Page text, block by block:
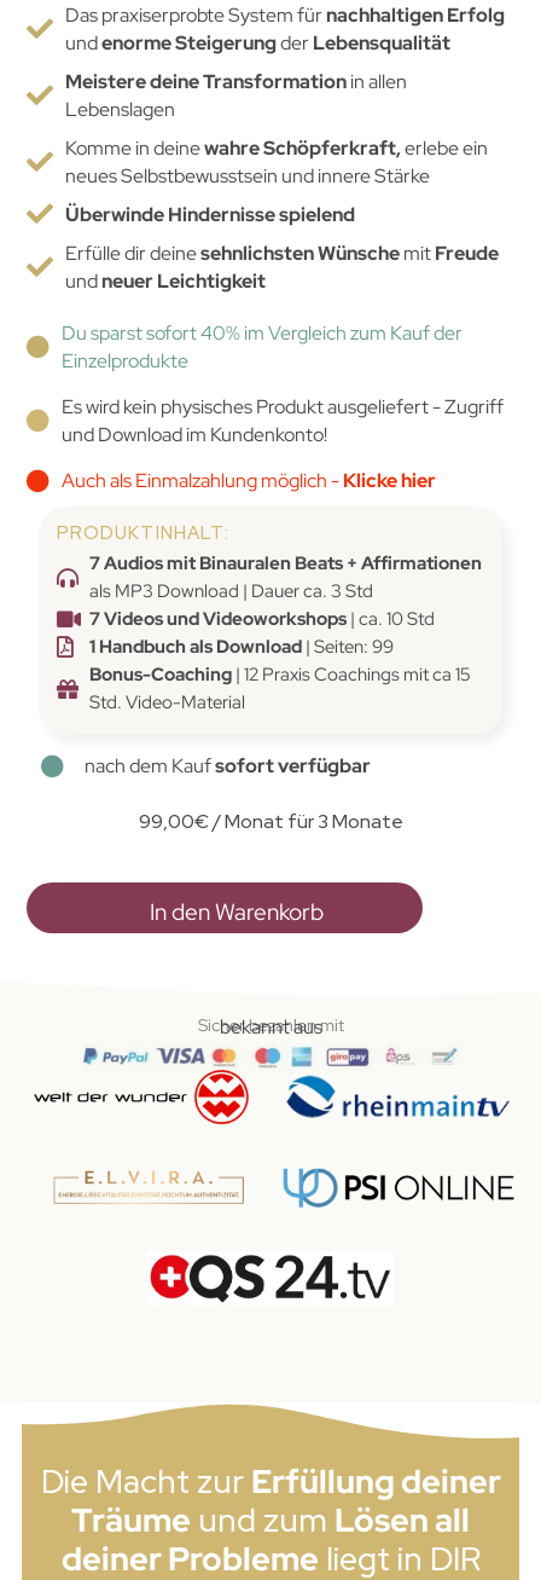
Das praxiserprobte System fürnachhaltigen Erfolg
undenorme SteigerungderLebensqualität
Meistere deine Transformationin allen
Lebenslagen
Komme in deinewahre Schöpferkraft,erlebe ein
neues Selbstbewusstsein und innere Stärke
Überwinde Hindernisse spielend
Erfülle dir deinesehnlichsten WünschemitFreude
undneuer Leichtigkeit
Du sparst sofort 40% im Vergleich zum Kauf der
Einzelprodukte
Es wird kein physisches Produkt ausgeliefert - Zugriff
und Download im Kundenkonto!
Auch als Einmalzahlung möglich -Klicke hier
PRODUKTINHALT:
7 Audios mit Binauralen Beats + Affirmationen
als MP3 Download | Dauer ca. 3 Std
7 Videos und Videoworkshops | ca. 10 Std
1 Handbuch als Download | Seiten: 99
Bonus-Coaching | 12 Praxis Coachings mit ca 15
Std. Video-Material
nach dem Kaufsofort verfügbar
99,00€/ Monat für 3 Monate
In den Warenkorb
Sicher bezahlen mit
bekannt aus
Die Macht zur Erfüllung deiner
Träume und zum Lösen all
deiner Probleme liegt in DIR